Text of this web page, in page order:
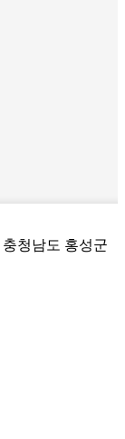
충청남도 홍성군